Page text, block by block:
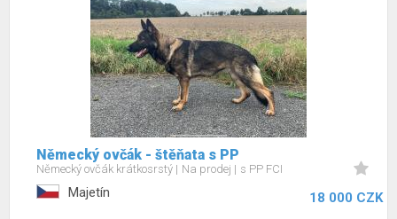
Německý ovčák - štěňata s PP
Německý ovčák krátkosrstý Na prodej s PP FCI
Majetín 18 000 CZK